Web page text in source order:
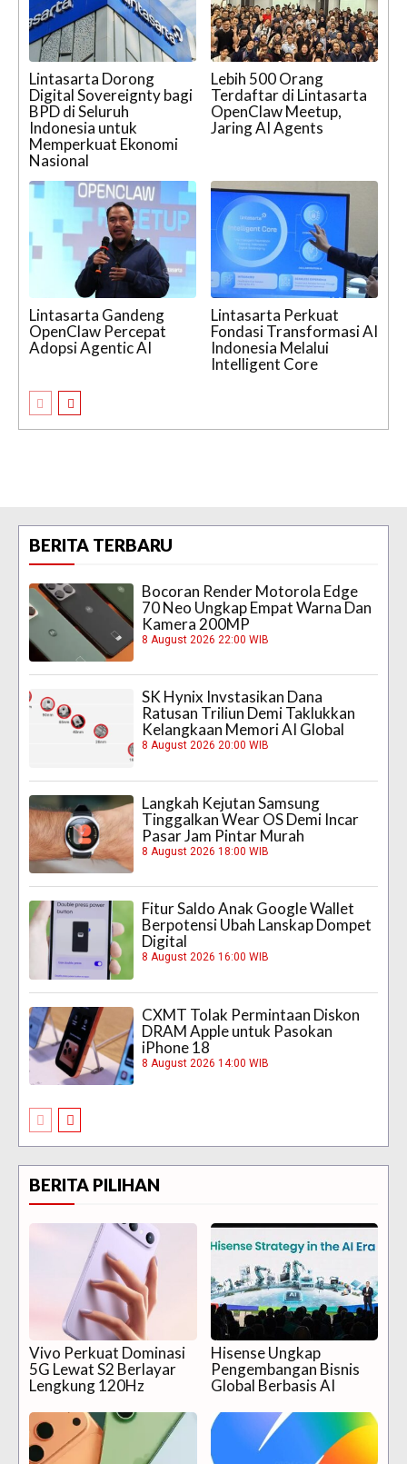
Lintasarta Dorong
Digital Sovereignty bagi
BPD di Seluruh
Indonesia untuk
Memperkuat Ekonomi
Nasional
Lebih 500 Orang
Terdaftar di Lintasarta
OpenClaw Meetup,
Jaring AI Agents
Lintasarta Gandeng
OpenClaw Percepat
Adopsi Agentic AI
Lintasarta Perkuat
Fondasi Transformasi AI
Indonesia Melalui
Intelligent Core
BERITA TERBARU
Bocoran Render Motorola Edge
70 Neo Ungkap Empat Warna Dan
Kamera 200MP
8 August 2026 22:00 WIB
SK Hynix Invstasikan Dana
Ratusan Triliun Demi Taklukkan
Kelangkaan Memori AI Global
8 August 2026 20:00 WIB
Langkah Kejutan Samsung
Tinggalkan Wear OS Demi Incar
Pasar Jam Pintar Murah
8 August 2026 18:00 WIB
Fitur Saldo Anak Google Wallet
Berpotensi Ubah Lanskap Dompet
Digital
8 August 2026 16:00 WIB
CXMT Tolak Permintaan Diskon
DRAM Apple untuk Pasokan
iPhone 18
8 August 2026 14:00 WIB
BERITA PILIHAN
Vivo Perkuat Dominasi
5G Lewat S2 Berlayar
Lengkung 120Hz
Hisense Ungkap
Pengembangan Bisnis
Global Berbasis AI